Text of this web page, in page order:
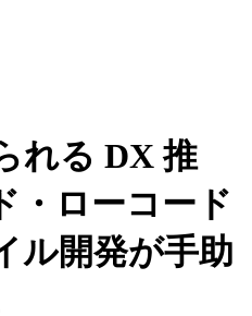
れる DX 推
・ローコード
ル開発が手助